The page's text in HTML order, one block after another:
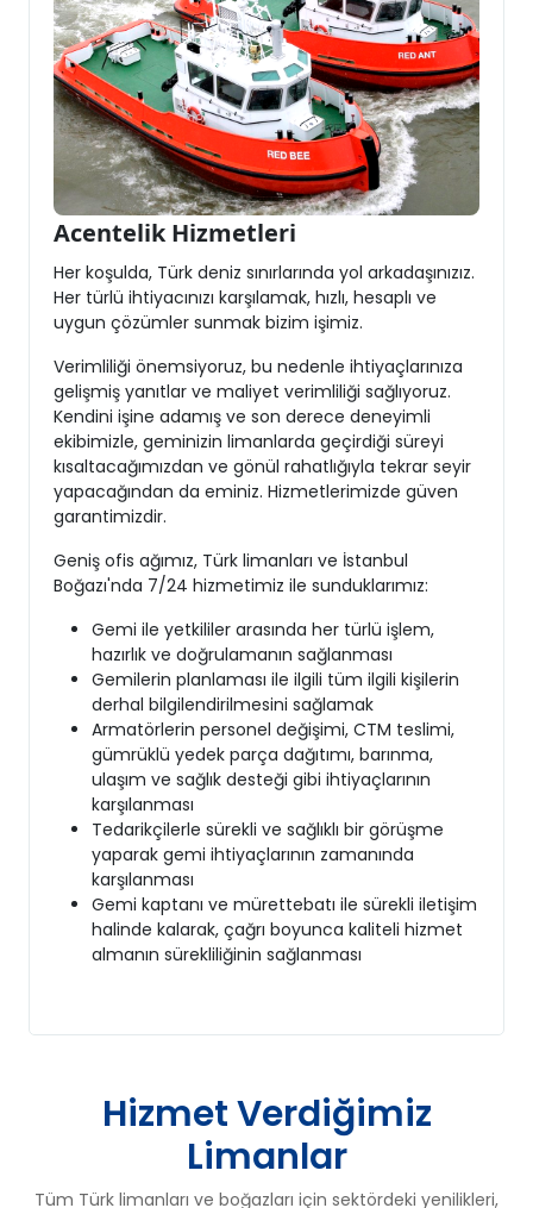
Acentelik Hizmetleri
Her koşulda, Türk deniz sınırlarında yol arkadaşınızız.
Her türlü ihtiyacınızı karşılamak, hızlı, hesaplı ve
uygun çözümler sunmak bizim işimiz.
Verimliliği önemsiyoruz, bu nedenle ihtiyaçlarınıza
gelişmiş yanıtlar ve maliyet verimliliği sağlıyoruz.
Kendini işine adamış ve son derece deneyimli
ekibimizle, geminizin limanlarda geçirdiği süreyi
kısaltacağımızdan ve gönül rahatlığıyla tekrar seyir
yapacağından da eminiz. Hizmetlerimizde güven
garantimizdir.
Geniş ofis ağımız, Türk limanları ve İstanbul
Boğazı'nda 7/24 hizmetimiz ile sunduklarımız:
Gemi ile yetkililer arasında her türlü işlem,
hazırlık ve doğrulamanın sağlanması
Gemilerin planlaması ile ilgili tüm ilgili kişilerin
derhal bilgilendirilmesini sağlamak
Armatörlerin personel değişimi, CTM teslimi,
gümrüklü yedek parça dağıtımı, barınma,
ulaşım ve sağlık desteği gibi ihtiyaçlarının
karşılanması
Tedarikçilerle sürekli ve sağlıklı bir görüşme
yaparak gemi ihtiyaçlarının zamanında
karşılanması
Gemi kaptanı ve mürettebatı ile sürekli iletişim
halinde kalarak, çağrı boyunca kaliteli hizmet
almanın sürekliliğinin sağlanması
Hizmet Verdiğimiz
Limanlar
Tüm Türk limanları ve boğazları için sektördeki yenilikleri,